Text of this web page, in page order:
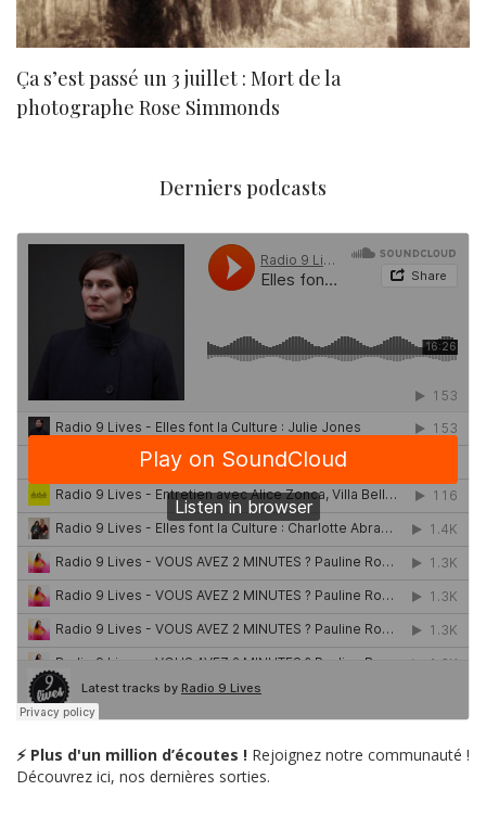
Ça s’est passé un 3 juillet : Mort de la
photographe Rose Simmonds
Derniers podcasts
⚡ Plus d'un million d’écoutes ! Rejoignez notre communauté !
Découvrez ici, nos dernières sorties.